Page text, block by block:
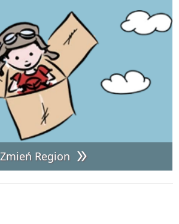
Zmień Region